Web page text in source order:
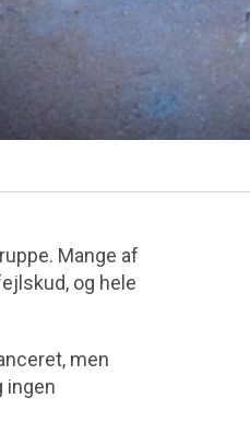
Mange af
og hele
men
ingen